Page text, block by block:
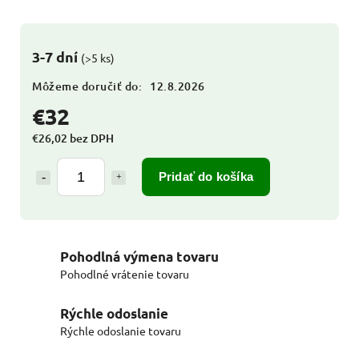
€32
€26,02 bez DPH
Pridať do košíka
3-7 dní (>5 ks)
Môžeme doručiť do: 12.8.2026
Pohodlná výmena tovaru
Pohodlné vrátenie tovaru
Rýchle odoslanie
Rýchle odoslanie tovaru